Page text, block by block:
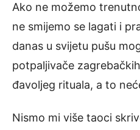
Ako ne možemo
ne smijemo se lagati i
danas u svijetu pušu
potpaljivače
đavoljeg rituala, a to
Nismo mi više taoci